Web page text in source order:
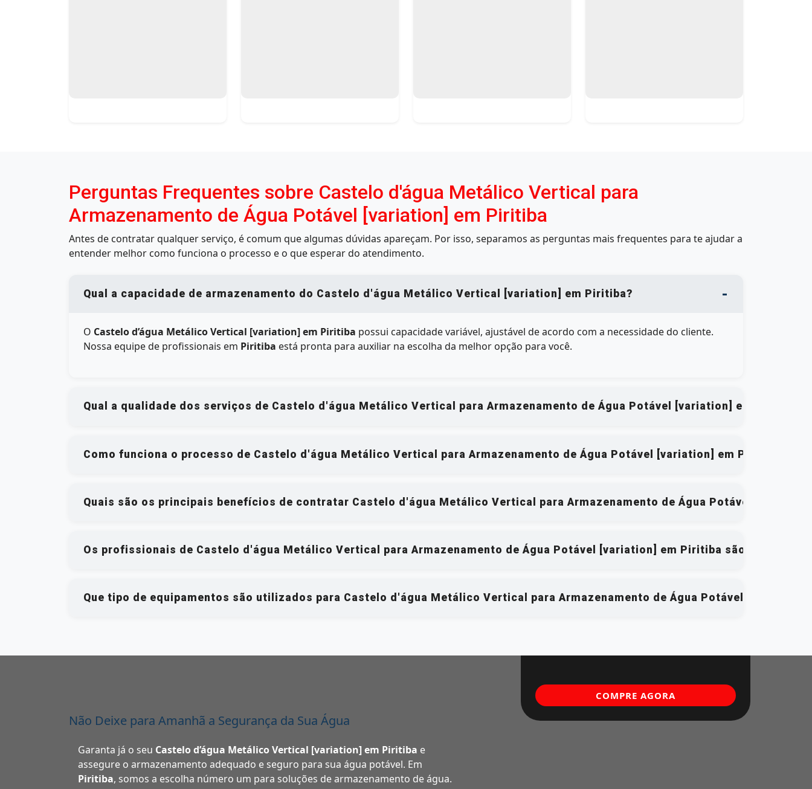
Perguntas Frequentes sobre Castelo d'água Metálico Vertical para
Armazenamento de Água Potável [variation] em Piritiba
Antes de contratar qualquer serviço, é comum que algumas dúvidas apareçam. Por isso, separamos as perguntas mais frequentes para te ajudar a
entender melhor como funciona o processo e o que esperar do atendimento.
Qual a capacidade de armazenamento do Castelo d'água Metálico Vertical [variation] em Piritiba?
O Castelo d’água Metálico Vertical [variation] em Piritiba possui capacidade variável, ajustável de acordo com a necessidade do cliente.
Nossa equipe de profissionais em Piritiba está pronta para auxiliar na escolha da melhor opção para você.
Qual a qualidade dos serviços de Castelo d'água Metálico Vertical para Armazenamento de Água Potável [variation] em Piritiba?
Como funciona o processo de Castelo d'água Metálico Vertical para Armazenamento de Água Potável [variation] em Piritiba?
Quais são os principais benefícios de contratar Castelo d'água Metálico Vertical para Armazenamento de Água Potável
Os profissionais de Castelo d'água Metálico Vertical para Armazenamento de Água Potável [variation] em Piritiba são
Que tipo de equipamentos são utilizados para Castelo d'água Metálico Vertical para Armazenamento de Água Potável [variation]
Não Deixe para Amanhã a Segurança da Sua Água
Garanta já o seu Castelo d’água Metálico Vertical [variation] em Piritiba e
assegure o armazenamento adequado e seguro para sua água potável. Em
Piritiba, somos a escolha número um para soluções de armazenamento de água.
COMPRE AGORA